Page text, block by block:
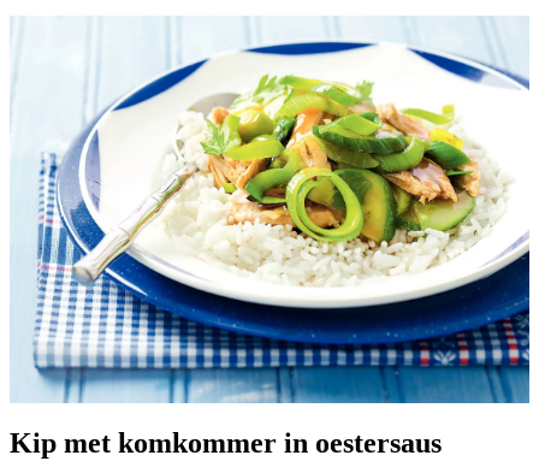
Kip met komkommer in oestersaus